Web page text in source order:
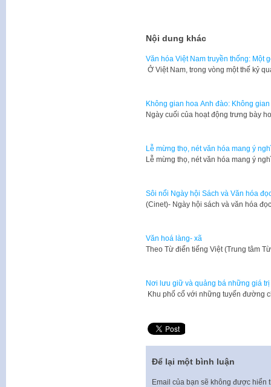
Nội dung khác
Văn hóa Việt Nam truyền thống: Một
Ở Việt Nam, trong vòng một thế kỷ
Không gian hoa Anh đào: Không
Ngày cuối của hoạt động trưng bày
Lễ mừng thọ, nét văn hóa mang ý
Lễ mừng thọ, nét văn hóa mang ý
Sôi nổi Ngày hội Sách và Văn hóa
​(Cinet)- Ngày hội sách và văn hóa
Văn hoá làng- xã
​Theo Từ điển tiếng Việt (Trung tâm
Nơi lưu giữ và quảng bá những giá
Khu phố cổ với những tuyến đường
Để lại một bình luận
Email của bạn sẽ không được hiển